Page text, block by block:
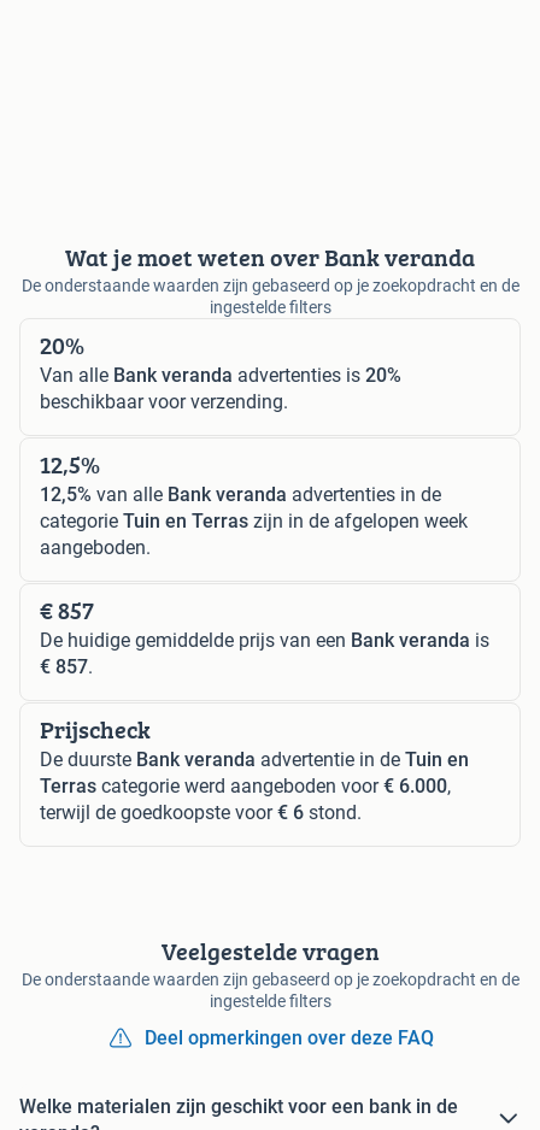
Wat je moet weten over Bank veranda
De onderstaande waarden zijn gebaseerd op je zoekopdracht en de
ingestelde filters
20%
Van alle Bank veranda advertenties is 20%
beschikbaar voor verzending.
12,5%
12,5% van alle Bank veranda advertenties in de
categorie Tuin en Terras zijn in de afgelopen week
aangeboden.
€ 857
De huidige gemiddelde prijs van een Bank veranda is
€ 857.
Prijscheck
De duurste Bank veranda advertentie in de Tuin en
Terras categorie werd aangeboden voor€ 6.000,
terwijl de goedkoopste voor€ 6 stond.
Veelgestelde vragen
De onderstaande waarden zijn gebaseerd op je zoekopdracht en de
ingestelde filters
Deel opmerkingen over deze FAQ
Welke materialen zijn geschikt voor een bank in de